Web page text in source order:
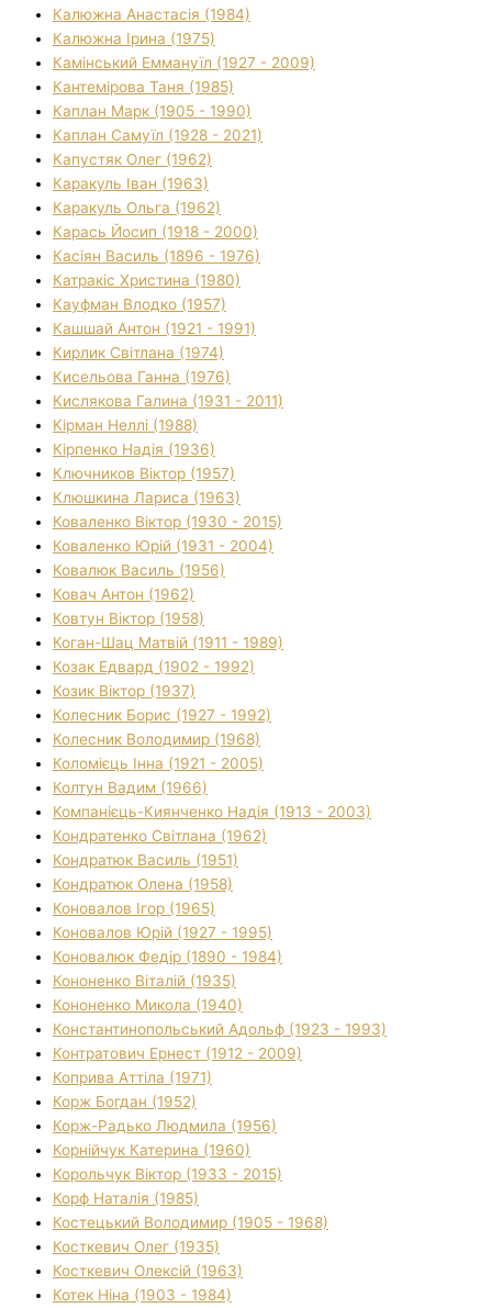
Калюжна Анастасія (1984)
Калюжна Ірина (1975)
Камінський Еммануїл (1927 - 2009)
Кантемірова Таня (1985)
Каплан Марк (1905 - 1990)
Каплан Самуїл (1928 - 2021)
Капустяк Олег (1962)
Каракуль Іван (1963)
Каракуль Ольга (1962)
Карась Йосип (1918 - 2000)
Касіян Василь (1896 - 1976)
Катракіс Христина (1980)
Кауфман Влодко (1957)
Кашшай Антон (1921 - 1991)
Кирлик Світлана (1974)
Кисельова Ганна (1976)
Кислякова Галина (1931 - 2011)
Кірман Неллі (1988)
Кірпенко Надія (1936)
Ключников Віктор (1957)
Клюшкина Лариса (1963)
Коваленко Віктор (1930 - 2015)
Коваленко Юрій (1931 - 2004)
Ковалюк Василь (1956)
Ковач Антон (1962)
Ковтун Віктор (1958)
Коган-Шац Матвій (1911 - 1989)
Козак Едвард (1902 - 1992)
Козик Віктор (1937)
Колесник Борис (1927 - 1992)
Колесник Володимир (1968)
Коломієць Інна (1921 - 2005)
Колтун Вадим (1966)
Компанієць-Киянченко Надія (1913 - 2003)
Кондратенко Світлана (1962)
Кондратюк Василь (1951)
Кондратюк Олена (1958)
Коновалов Ігор (1965)
Коновалов Юрій (1927 - 1995)
Коновалюк Федір (1890 - 1984)
Кононенко Віталій (1935)
Кононенко Микола (1940)
Константинопольський Адольф (1923 - 1993)
Контратович Ернест (1912 - 2009)
Коприва Аттіла (1971)
Корж Богдан (1952)
Корж-Радько Людмила (1956)
Корнійчук Катерина (1960)
Корольчук Віктор (1933 - 2015)
Корф Наталія (1985)
Костецький Володимир (1905 - 1968)
Косткевич Олег (1935)
Косткевич Олексій (1963)
Котек Ніна (1903 - 1984)